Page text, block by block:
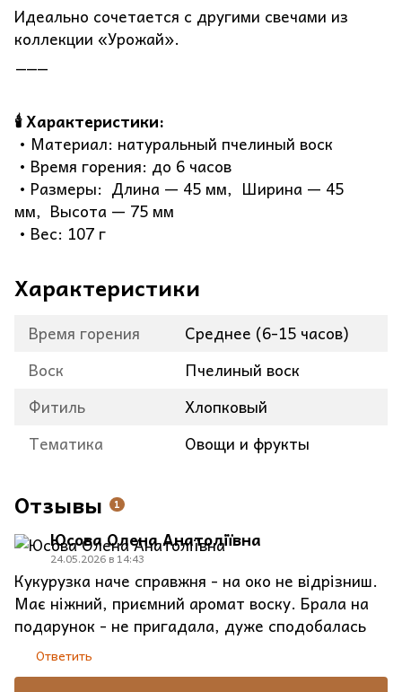
Идеально сочетается с другими свечами из
коллекции «Урожай».
⸻
🕯 Характеристики:
• Материал: натуральный пчелиный воск
• Время горения: до 6 часов
• Размеры: Длина — 45 мм, Ширина — 45
мм, Высота — 75 мм
• Вес: 107 г
Характеристики
Время горения
Среднее (6-15 часов)
Воск
Пчелиный воск
Фитиль
Хлопковый
Тематика
Овощи и фрукты
Отзывы 1
Юсова Олена Анатоліївна
24.05.2026 в 14:43
Кукурузка наче справжня - на око не відрізниш.
Має ніжний, приємний аромат воску. Брала на
подарунок - не пригадала, дуже сподобалась
Ответить